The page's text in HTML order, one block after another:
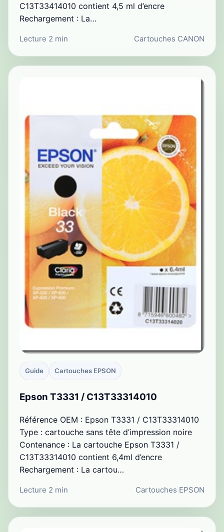
C13T33414010 contient 4,5 ml d’encre
Rechargement : La…
Lecture 2 min Cartouches CANON
Guide Cartouches EPSON
Epson T3331 / C13T33314010
Référence OEM : Epson T3331 / C13T33314010
Type : cartouche sans tête d’impression noire
Contenance : La cartouche Epson T3331 /
C13T33314010 contient 6,4ml d’encre
Rechargement : La cartou…
Lecture 2 min Cartouches EPSON